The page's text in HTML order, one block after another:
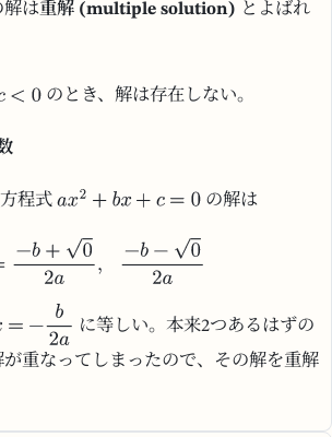
解は重解 (multiple solution) とよばれ
のとき、解は存在しない。
程式 の解は
に等しい。本来2つあるはずの
重なってしまったので、その解を重解